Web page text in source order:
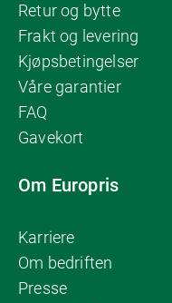
Retur og bytte
Frakt og levering
Kjøpsbetingelser
Våre garantier
FAQ
Gavekort
Om Europris
Karriere
Om bedriften
Presse